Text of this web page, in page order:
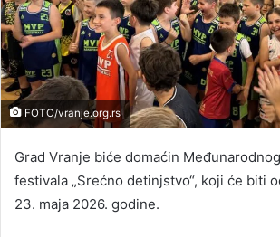
FOTO/vranje.org.rs
Grad Vranje biće domaćin
festivala „Srećno detinjstvo“, koji će biti
23. maja 2026. godine.